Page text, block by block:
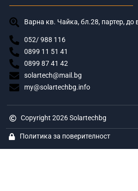
Варна кв. Чайка, бл.28, партер, до
052/ 988 116
0899 11 51 41
0899 87 41 42
solartech@mail.bg
my@solartechbg.info
Copyright 2026 Solartechbg
Политика за поверителност